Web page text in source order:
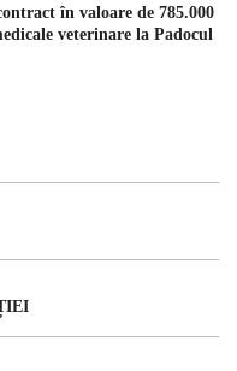
în valoare de 785.000
veterinare la Padocul